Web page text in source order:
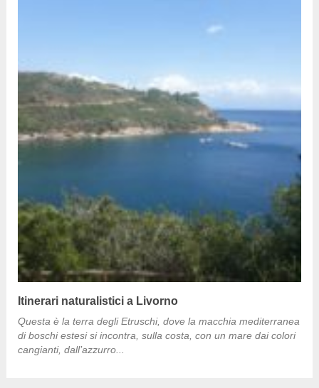
Itinerari naturalistici a Livorno
Questa è la terra degli Etruschi, dove la macchia mediterranea
di boschi estesi si incontra, sulla costa, con un mare dai colori
cangianti, dall’azzurro...